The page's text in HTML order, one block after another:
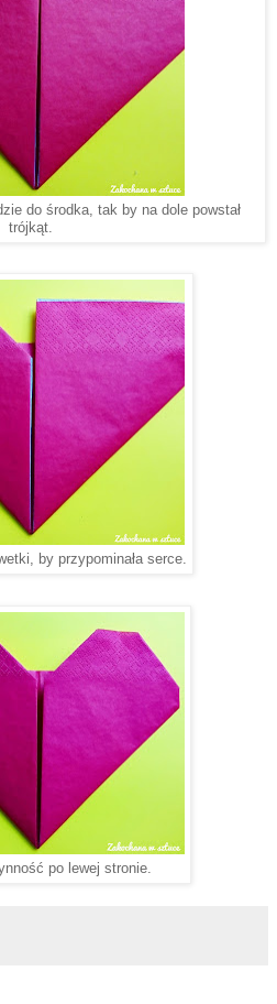
do środka, tak by na dole powstał
trójkąt.
by przypominała serce.
po lewej stronie.